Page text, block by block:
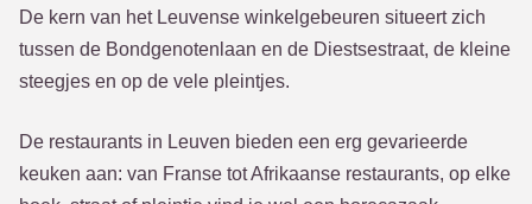
De kern van het Leuvense winkelgebeuren situeert zich
tussen de Bondgenotenlaan en de Diestsestraat, de kleine
steegjes en op de vele pleintjes.
De restaurants in Leuven bieden een erg gevarieerde
keuken aan: van Franse tot Afrikaanse restaurants, op elke